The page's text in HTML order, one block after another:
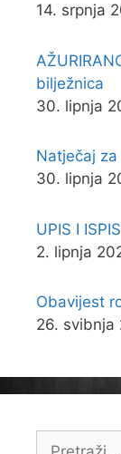
14. srpnja
bilježnica
30. lipnja
Natječaj
30. lipnja
UPIS I
2. lipnja
Obavijest
26. svibnja
Pretraži: